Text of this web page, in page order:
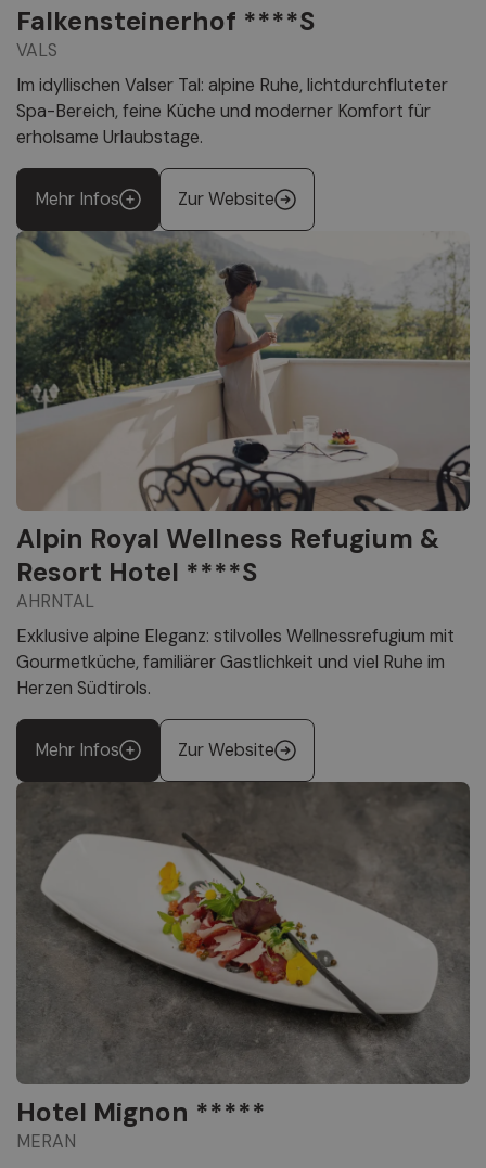
Falkensteinerhof ****S
VALS
Im idyllischen Valser Tal: alpine Ruhe, lichtdurchfluteter
Spa-Bereich, feine Küche und moderner Komfort für
erholsame Urlaubstage.
Mehr Infos Zur Website
Alpin Royal Wellness Refugium &
Resort Hotel ****S
AHRNTAL
Exklusive alpine Eleganz: stilvolles Wellnessrefugium mit
Gourmetküche, familiärer Gastlichkeit und viel Ruhe im
Herzen Südtirols.
Mehr Infos Zur Website
Hotel Mignon *****
MERAN